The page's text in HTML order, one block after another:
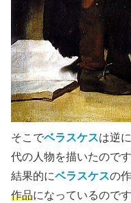
そこでベラスケスは逆
代の人物を描いたのです
結果的にベラスケスの
作品になっているのです